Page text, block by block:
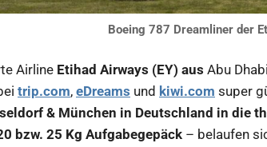
Boeing 787 Dreamliner der
Airline Etihad Airways (EY) aus Abu
trip.com, eDreams und kiwi.com super
& München in Deutschland in die
bzw. 25 Kg Aufgabegepäck – belaufen